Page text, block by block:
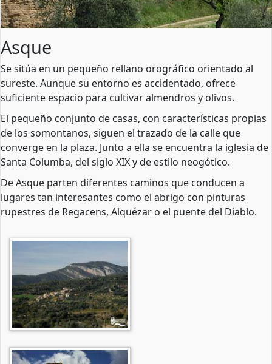
Asque
Se sitúa en un pequeño rellano orográfico orientado al
sureste. Aunque su entorno es accidentado, ofrece
suficiente espacio para cultivar almendros y olivos.
El pequeño conjunto de casas, con características propias
de los somontanos, siguen el trazado de la calle que
converge en la plaza. Junto a ella se encuentra la iglesia de
Santa Columba, del siglo XIX y de estilo neogótico.
De Asque parten diferentes caminos que conducen a
lugares tan interesantes como el abrigo con pinturas
rupestres de Regacens, Alquézar o el puente del Diablo.